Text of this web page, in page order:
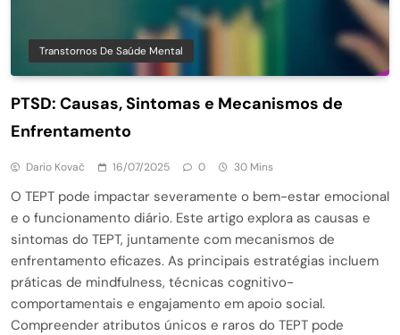
Transtornos De Saúde Mental
PTSD: Causas, Sintomas e Mecanismos de
Enfrentamento
Dario Kovač 16/07/2025 0 30 Mins
O TEPT pode impactar severamente o bem-estar emocional
e o funcionamento diário. Este artigo explora as causas e
sintomas do TEPT, juntamente com mecanismos de
enfrentamento eficazes. As principais estratégias incluem
práticas de mindfulness, técnicas cognitivo-
comportamentais e engajamento em apoio social.
Compreender atributos únicos e raros do TEPT pode